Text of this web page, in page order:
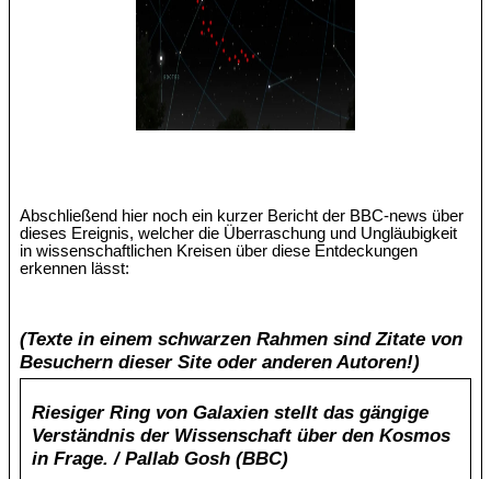
Abschließend hier noch ein kurzer Bericht der BBC-news über
dieses Ereignis, welcher die Überraschung und Ungläubigkeit
in wissenschaftlichen Kreisen über diese Entdeckungen
erkennen lässt:
(Texte in einem schwarzen Rahmen sind Zitate von
Besuchern dieser Site oder anderen Autoren!)
Riesiger Ring von Galaxien stellt das gängige
Verständnis der Wissenschaft über den Kosmos
in Frage. / Pallab Gosh (BBC)